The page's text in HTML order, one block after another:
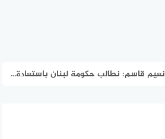
نعيم قاسم: نطالب حكومة لبنان باستعادة السيادة الوطنية فلنعمل تحت هذا الشعار لمدة أسبوع على الأقل